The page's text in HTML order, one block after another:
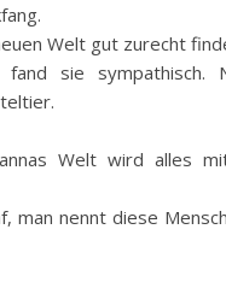
Welt gut zurecht
sie sympathisch.
Welt wird alles
man nennt diese